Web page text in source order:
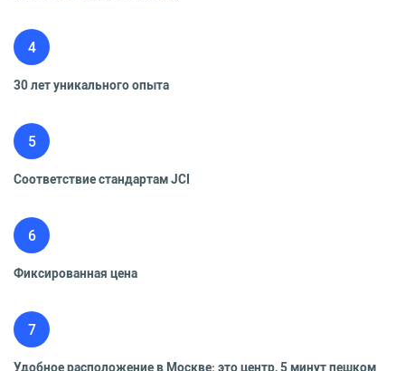
4
30 лет уникального опыта
5
Соответствие стандартам JCI
6
Фиксированная цена
7
Удобное расположение в Москве: это центр, 5 минут пешком